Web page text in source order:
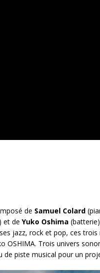
de Samuel Colard
et de Yuko Oshima
jazz, rock et pop, ces
OSHIMA. Trois univers
piste musical pour un